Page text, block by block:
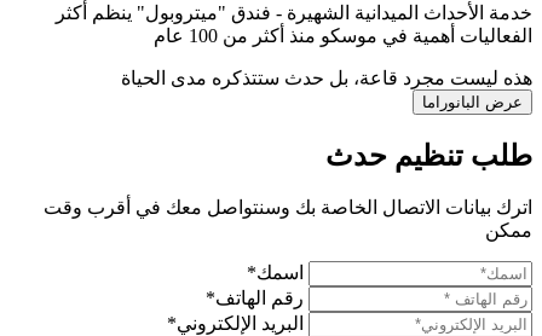
خدمة الأحداث الميدانية الشهيرة - فندق "ميتروبول" ينظم أكثر
الفعاليات أهمية في موسكو منذ أكثر من 100 عام
هذه ليست مجرد قاعة، بل حدث ستتذكره مدى الحياة
عرض البانوراما
طلب تنظيم حدث
اترك بيانات الاتصال الخاصة بك وسنتواصل معك في أقرب وقت
ممكن
اسمك*
رقم الهاتف*
البريد الإلكتروني*